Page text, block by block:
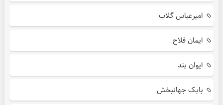
امیرعباس گلاب
ایمان فلاح
ایوان بند
بابک جهانبخش